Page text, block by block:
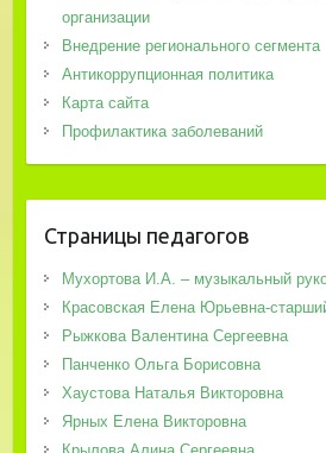
организации
Внедрение регионального сегмента
Антикоррупционная политика
Карта сайта
Профилактика заболеваний
Страницы педагогов
Мухортова И.А. – музыкальный
Красовская Елена Юрьевна-
Рыжкова Валентина Сергеевна
Панченко Ольга Борисовна
Хаустова Наталья Викторовна
Ярных Елена Викторовна